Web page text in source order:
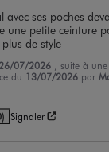
avec ses poches
une petite ceinture
de style
26/07/2026
, suite à une
du 13/07/2026 par
Signaler